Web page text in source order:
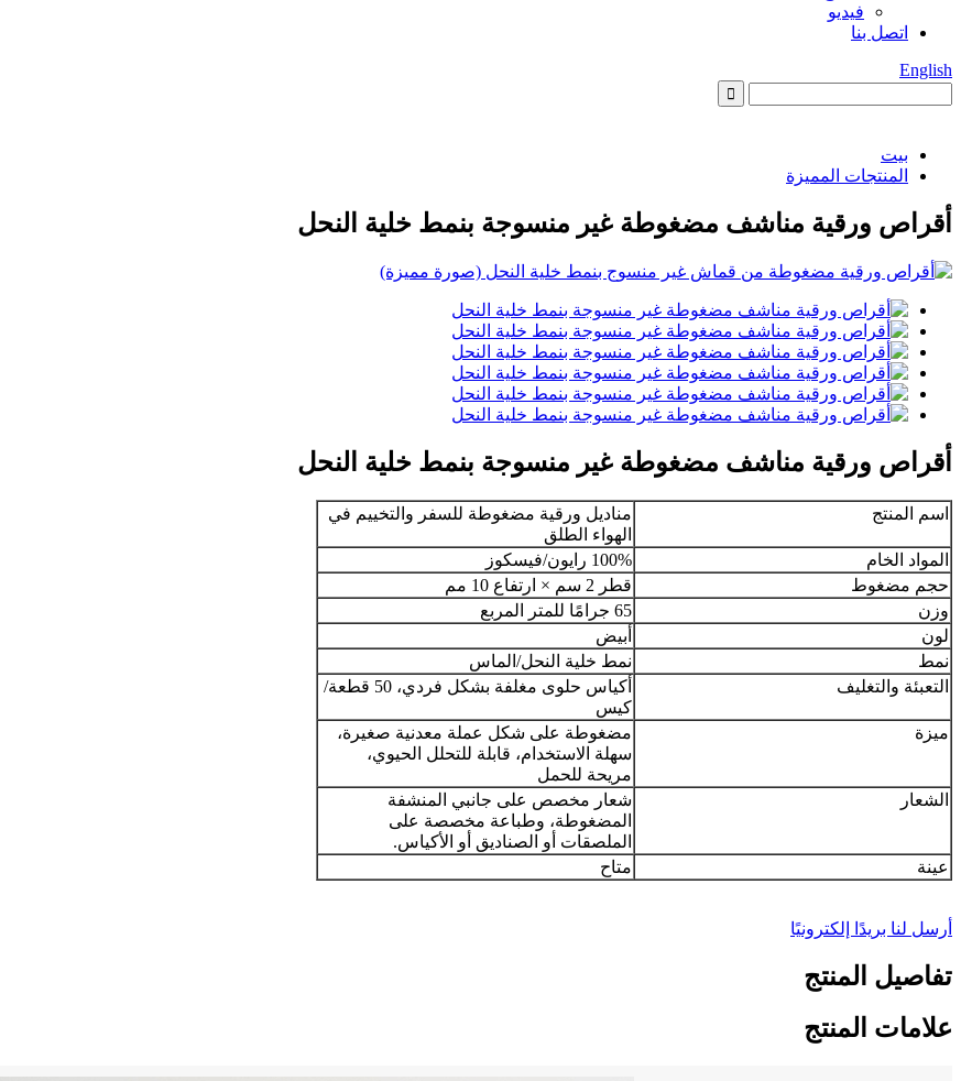
فيديو
اتصل بنا
English
بيت
المنتجات المميزة
أقراص ورقية مناشف مضغوطة غير منسوجة بنمط خلية النحل
أقراص ورقية مناشف مضغوطة غير منسوجة بنمط خلية النحل
اسم المنتج
مناديل ورقية مضغوطة للسفر والتخييم في
الهواء الطلق
المواد الخام
100% رايون/فيسكوز
حجم مضغوط
قطر 2 سم × ارتفاع 10 مم
وزن
65 جرامًا للمتر المربع
لون
أبيض
نمط
نمط خلية النحل/الماس
التعبئة والتغليف
أكياس حلوى مغلفة بشكل فردي، 50 قطعة/
كيس
ميزة
مضغوطة على شكل عملة معدنية صغيرة،
سهلة الاستخدام، قابلة للتحلل الحيوي،
مريحة للحمل
الشعار
شعار مخصص على جانبي المنشفة
المضغوطة، وطباعة مخصصة على
الملصقات أو الصناديق أو الأكياس.
عينة
متاح
أرسل لنا بريدًا إلكترونيًا
تفاصيل المنتج
علامات المنتج